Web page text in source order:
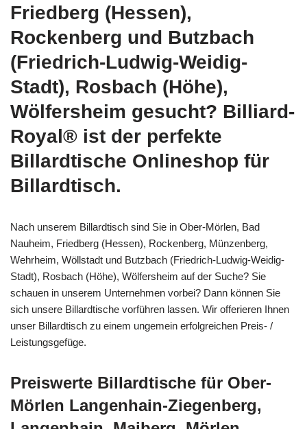
Friedberg (Hessen),
Rockenberg und Butzbach
(Friedrich-Ludwig-Weidig-
Stadt), Rosbach (Höhe),
Wölfersheim gesucht? Billiard-
Royal® ist der perfekte
Billardtische Onlineshop für
Billardtisch.
Nach unserem Billardtisch sind Sie in Ober-Mörlen, Bad
Nauheim, Friedberg (Hessen), Rockenberg, Münzenberg,
Wehrheim, Wöllstadt und Butzbach (Friedrich-Ludwig-Weidig-
Stadt), Rosbach (Höhe), Wölfersheim auf der Suche? Sie
schauen in unserem Unternehmen vorbei? Dann können Sie
sich unsere Billardtische vorführen lassen. Wir offerieren Ihnen
unser Billardtisch zu einem ungemein erfolgreichen Preis- /
Leistungsgefüge.
Preiswerte Billardtische für Ober-
Mörlen Langenhain-Ziegenberg,